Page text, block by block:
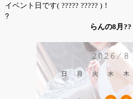
イベント日です( ????? ????? )！
?
らんの8月??